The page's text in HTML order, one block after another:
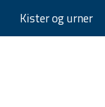
Kister og urner